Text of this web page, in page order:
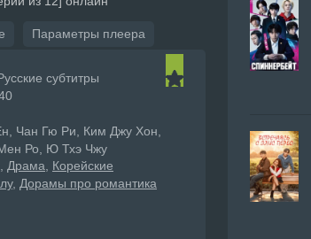
Параметры плеера
субтитры
Чан Гю Ри, Ким Джу Хон,
Ро, Ю Тхэ Чжу
Драма
Корейские
Дорамы про романтика